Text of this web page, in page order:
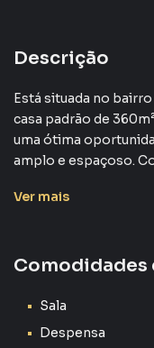
Descrição
Está situada no
casa padrão de
uma ótima
amplo e espaçoso.
venda desta
acordo com suas
Ver mais
Comodidades
Sala
Despensa